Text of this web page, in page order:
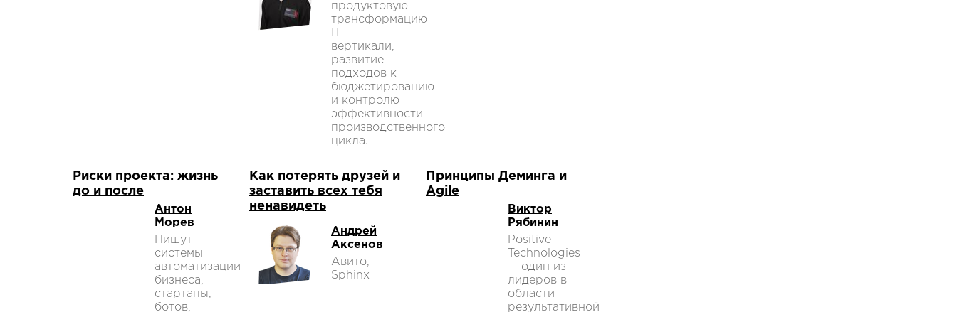
продуктовую
трансформацию
IT-
вертикали,
развитие
подходов к
бюджетированию
и контролю
эффективности
производственного
цикла.
Риски проекта: жизнь
до и после
Антон
Морев
Пишут
системы
автоматизации
бизнеса,
стартапы,
ботов,
Как потерять друзей и
заставить всех тебя
ненавидеть
Андрей
Аксенов
Авито,
Sphinx
Принципы Деминга и
Agile
Виктор
Рябинин
Positive
Technologies
— один из
лидеров в
области
результативной